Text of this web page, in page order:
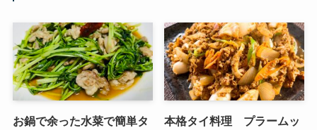
お鍋で余った水菜で簡単タ
本格タイ料理 プラームッ